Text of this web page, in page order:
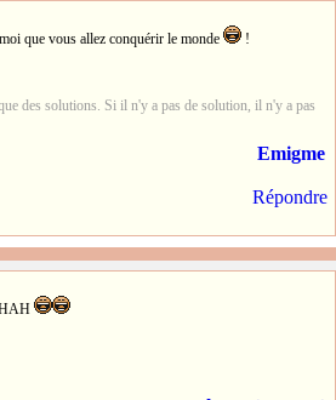
que vous allez conquérir le monde !
des solutions. Si il n'y a pas de solution, il n'y a pas
Emigme
Répondre